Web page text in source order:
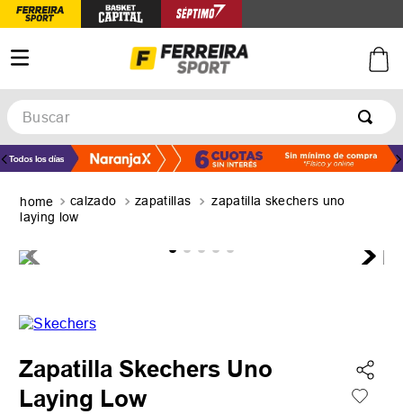
Buscar
calzado zapatillas
zapatilla skechers uno
laying low
Zapatilla Skechers Uno
Laying Low
TÉRMINOS MÁS BUSCADOS
2.
zapatillas